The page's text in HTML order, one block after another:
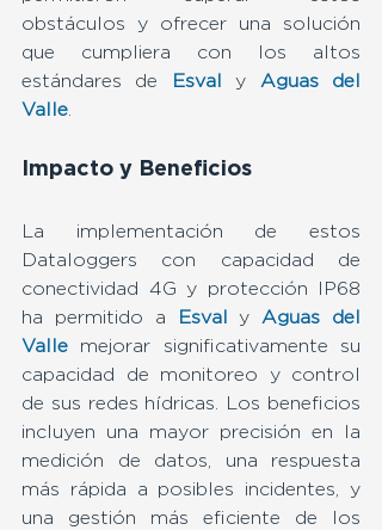
obstáculos y ofrecer una solución
que cumpliera con los altos
estándares de Esval y Aguas del
Valle
Impacto y Beneficios
La implementación de estos
Dataloggers con capacidad de
conectividad 4G y protección IP68
ha permitido a
Esval y Aguas del
Valle mejorar significativamente su
capacidad de monitoreo y control
de sus redes hídricas. Los beneficios
incluyen una mayor precisión en la
medición de datos, una respuesta
más rápida a posibles incidentes, y
una gestión más eficiente de los